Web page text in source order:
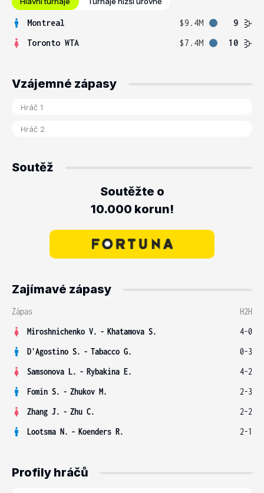
Montreal $9.4M
9
Toronto WTA
$7.4M 10
Vzájemné zápasy
Soutěž
Soutěžte o
10.000 korun!
Zajímavé zápasy
Zápas
H2H
Miroshnichenko V. - Khatamova S.
4-0
D'Agostino S. - Tabacco G.
0-3
Samsonova L. - Rybakina E.
4-2
Fomin S. - Zhukov M.
2-3
Zhang J. - Zhu C.
2-2
Lootsma N. - Koenders R. 2-1
Profily hráčů